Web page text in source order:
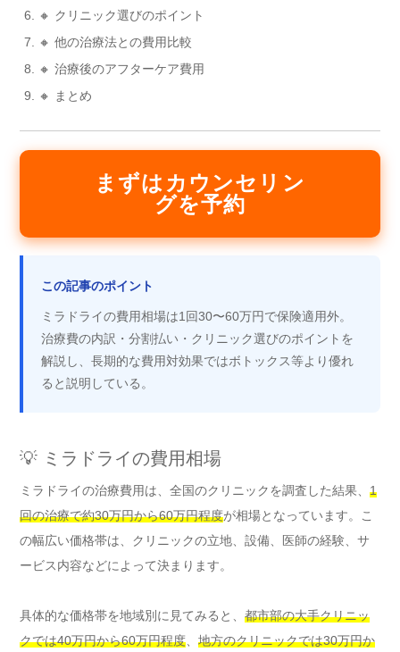
🔸 クリニック選びのポイント
🔸 他の治療法との費用比較
🔸 治療後のアフターケア費用
🔸 まとめ
まずはカウンセリン
グを予約
この記事のポイント
ミラドライの費用相場は1回30〜60万円で保険適用外。
治療費の内訳・分割払い・クリニック選びのポイントを
解説し、長期的な費用対効果ではボトックス等より優れ
ると説明している。
💡 ミラドライの費用相場
ミラドライの治療費用は、全国のクリニックを調査した結果、 1
回の治療で約30万円から60万円程度が相場となっています。こ
の幅広い価格帯は、クリニックの立地、設備、医師の経験、サ
ービス内容などによって決まります。
具体的な価格帯を地域別に見てみると、 都市部の大手クリニッ
クでは40万円から60万円程度、 地方のクリニックでは30万円か